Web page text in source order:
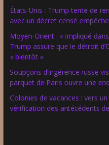
États-Unis : Trump tente de
avec un décret censé
Moyen-Orient : « impliqué
Trump assure que le détroit
« bientôt »
Soupçons d’ingérence russe
parquet de Paris ouvre une
Colonies de vacances : vers
vérification des antécédents